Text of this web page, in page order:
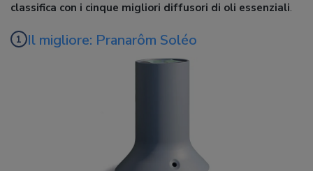
classifica con i cinque migliori diffusori di oli essenziali.
Il migliore: Pranarôm Soléo